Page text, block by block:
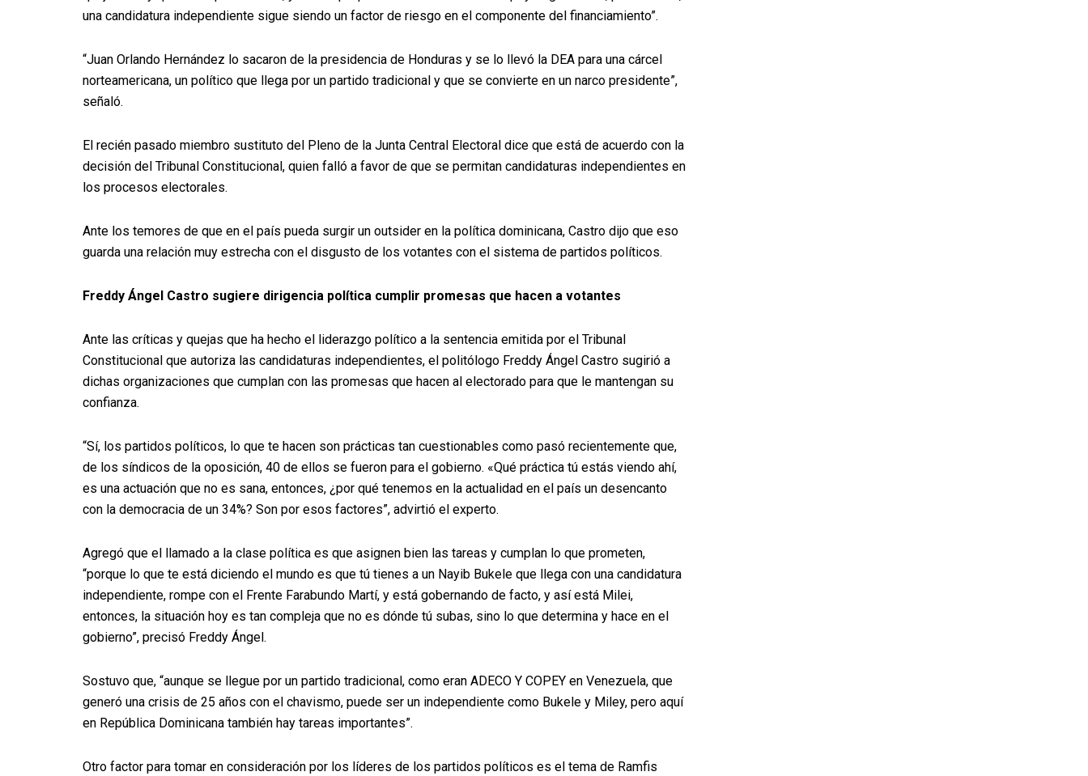
una candidatura independiente sigue siendo un factor de riesgo en el componente del financiamiento”.
“Juan Orlando Hernández lo sacaron de la presidencia de Honduras y se lo llevó la DEA para una cárcel
norteamericana, un político que llega por un partido tradicional y que se convierte en un narco presidente”,
señaló.
El recién pasado miembro sustituto del Pleno de la Junta Central Electoral dice que está de acuerdo con la
decisión del Tribunal Constitucional, quien falló a favor de que se permitan candidaturas independientes en
los procesos electorales.
Ante los temores de que en el país pueda surgir un outsider en la política dominicana, Castro dijo que eso
guarda una relación muy estrecha con el disgusto de los votantes con el sistema de partidos políticos.
Freddy Ángel Castro sugiere dirigencia política cumplir promesas que hacen a votantes
Ante las críticas y quejas que ha hecho el liderazgo político a la sentencia emitida por el Tribunal
Constitucional que autoriza las candidaturas independientes, el politólogo Freddy Ángel Castro sugirió a
dichas organizaciones que cumplan con las promesas que hacen al electorado para que le mantengan su
confianza.
“Sí, los partidos políticos, lo que te hacen son prácticas tan cuestionables como pasó recientemente que,
de los síndicos de la oposición, 40 de ellos se fueron para el gobierno. «Qué práctica tú estás viendo ahí,
es una actuación que no es sana, entonces, ¿por qué tenemos en la actualidad en el país un desencanto
con la democracia de un 34%? Son por esos factores”, advirtió el experto.
Agregó que el llamado a la clase política es que asignen bien las tareas y cumplan lo que prometen,
“porque lo que te está diciendo el mundo es que tú tienes a un Nayib Bukele que llega con una candidatura
independiente, rompe con el Frente Farabundo Martí, y está gobernando de facto, y así está Milei,
entonces, la situación hoy es tan compleja que no es dónde tú subas, sino lo que determina y hace en el
gobierno”, precisó Freddy Ángel.
Sostuvo que, “aunque se llegue por un partido tradicional, como eran ADECO Y COPEY en Venezuela, que
generó una crisis de 25 años con el chavismo, puede ser un independiente como Bukele y Miley, pero aquí
en República Dominicana también hay tareas importantes”.
Otro factor para tomar en consideración por los líderes de los partidos políticos es el tema de Ramfis